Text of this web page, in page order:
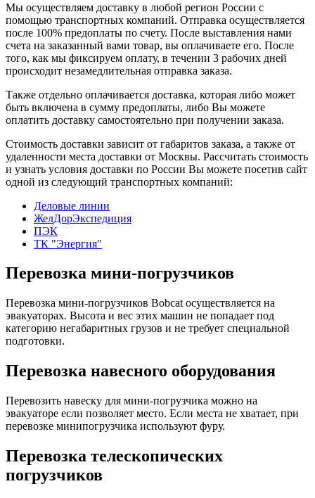
Мы осуществляем доставку в любой регион России с
помощью транспортных компаний. Отправка осуществляется
после 100% предоплаты по счету. После выставления нами
счета на заказанный вами товар, вы оплачиваете его. После
того, как мы фиксируем оплату, в течении 3 рабочих дней
происходит незамедлительная отправка заказа.
Также отдельно оплачивается доставка, которая либо может
быть включена в сумму предоплаты, либо Вы можете
оплатить доставку самостоятельно при получении заказа.
Стоимость доставки зависит от габаритов заказа, а также от
удаленности места доставки от Москвы. Рассчитать стоимость
и узнать условия доставки по России Вы можете посетив сайт
одной из следующий транспортных компаний:
Деловые линии
ЖелДорЭкспедиция
ПЭК
ТК "Энергия"
Перевозка мини-погрузчиков
Перевозка мини-погрузчиков Bobcat осуществляется на
эвакуаторах. Высота и вес этих машин не попадает под
категорию негабаритных грузов и не требует специальной
подготовки.
Перевозка навесного оборудования
Перевозить навеску для мини-погрузчика можно на
эвакуаторе если позволяет место. Если места не хватает, при
перевозке минипогрузчика используют фуру.
Перевозка телескопических
погрузчиков